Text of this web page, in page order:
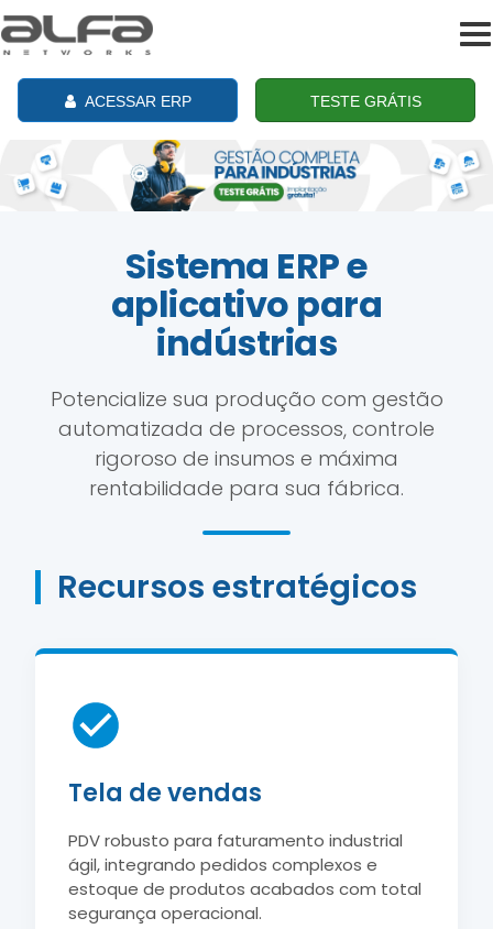
ACESSAR ERP TESTE GRÁTIS
Sistema ERP e
aplicativo para
indústrias
Potencialize sua produção com gestão
automatizada de processos, controle
rigoroso de insumos e máxima
rentabilidade para sua fábrica.
Recursos estratégicos
Tela de vendas
PDV robusto para faturamento industrial
ágil, integrando pedidos complexos e
estoque de produtos acabados com total
segurança operacional.